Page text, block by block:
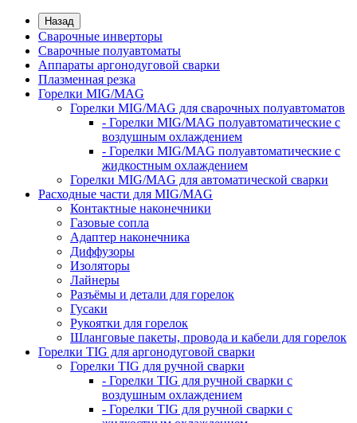
Назад
Сварочные инверторы
Сварочные полуавтоматы
Аппараты аргонодуговой сварки
Плазменная резка
Горелки MIG/MAG
Горелки MIG/MAG для сварочных полуавтоматов
- Горелки MIG/MAG полуавтоматические с
воздушным охлаждением
- Горелки MIG/MAG полуавтоматические с
жидкостным охлаждением
Горелки MIG/MAG для автоматической сварки
Расходные части для MIG/MAG
Контактные наконечники
Газовые сопла
Адаптер наконечника
Диффузоры
Изоляторы
Лайнеры
Разъёмы и детали для горелок
Гусаки
Рукоятки для горелок
Шланговые пакеты, провода и кабели для горелок
Горелки TIG для аргонодуговой сварки
Горелки TIG для ручной сварки
- Горелки TIG для ручной сварки с
воздушным охлаждением
- Горелки TIG для ручной сварки с